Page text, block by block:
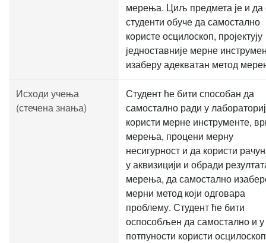
мерења. Циљ предмета је и да
студенти обуче да самостално
користе осцилоскоп, пројектују
једноставније мерне
изаберу адекватан метод
Исходи учења
(стечена знања)
Студент ће бити способан да
самостално ради у
користи мерне инструменте,
мерења, процени мерну
несигурност и да користи
у аквизицији и обради
мерења, да самостално
мерни метод који одговара
проблему. Студент ће бити
оспособљен да самостално и у
потпуности користи